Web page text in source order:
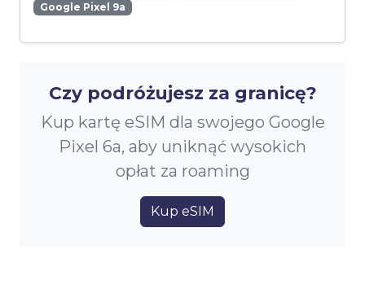
Google Pixel 9a
Czy podróżujesz za granicę?
Kup kartę eSIM dla swojego Google
Pixel 6a, aby uniknąć wysokich
opłat za roaming
Kup eSIM